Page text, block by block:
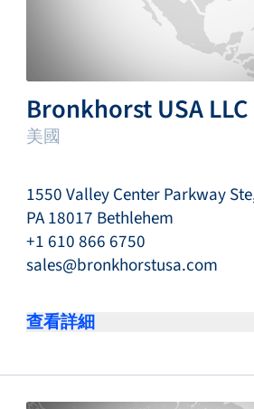
Bronkhorst USA LLC
美國
1550 Valley Center Parkway
PA 18017 Bethlehem
+1 610 866 6750
sales@bronkhorstusa.com
查看詳細